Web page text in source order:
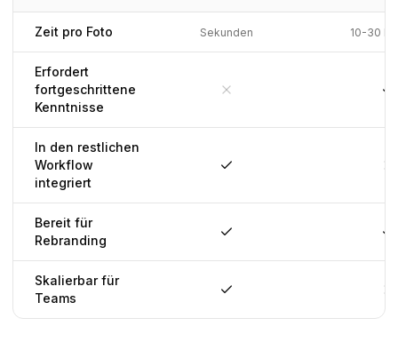
Zeit pro Foto Sekunden 10-30
Erfordert
fortgeschrittene
Kenntnisse
In den restlichen
Workflow
integriert
Bereit für
Rebranding
Skalierbar für
Teams